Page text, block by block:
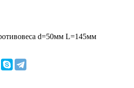
d=50мм L=145мм